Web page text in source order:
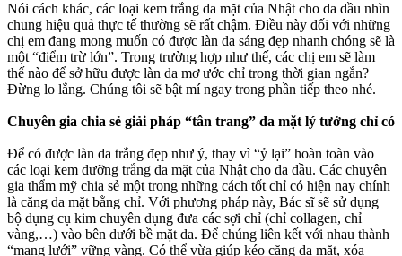
Nói cách khác, các loại kem trắng da mặt của Nhật cho da dầu nhìn
chung hiệu quả thực tế thường sẽ rất chậm. Điều này đối với những
chị em đang mong muốn có được làn da sáng đẹp nhanh chóng sẽ là
một “điểm trừ lớn”. Trong trường hợp như thế, các chị em sẽ làm
thế nào để sở hữu được làn da mơ ước chỉ trong thời gian ngắn?
Đừng lo lắng. Chúng tôi sẽ bật mí ngay trong phần tiếp theo nhé.
Chuyên gia chia sẻ giải pháp “tân trang” da mặt lý tưởng chỉ có
Để có được làn da trắng đẹp như ý, thay vì “ỷ lại” hoàn toàn vào
các loại kem dưỡng trắng da mặt của Nhật cho da dầu. Các chuyên
gia thẩm mỹ chia sẻ một trong những cách tốt chỉ có hiện nay chính
là căng da mặt bằng chỉ. Với phương pháp này, Bác sĩ sẽ sử dụng
bộ dụng cụ kim chuyên dụng đưa các sợi chỉ (chỉ collagen, chỉ
vàng,…) vào bên dưới bề mặt da. Để chúng liên kết với nhau thành
“mạng lưới” vững vàng. Có thể vừa giúp kéo căng da mặt, xóa